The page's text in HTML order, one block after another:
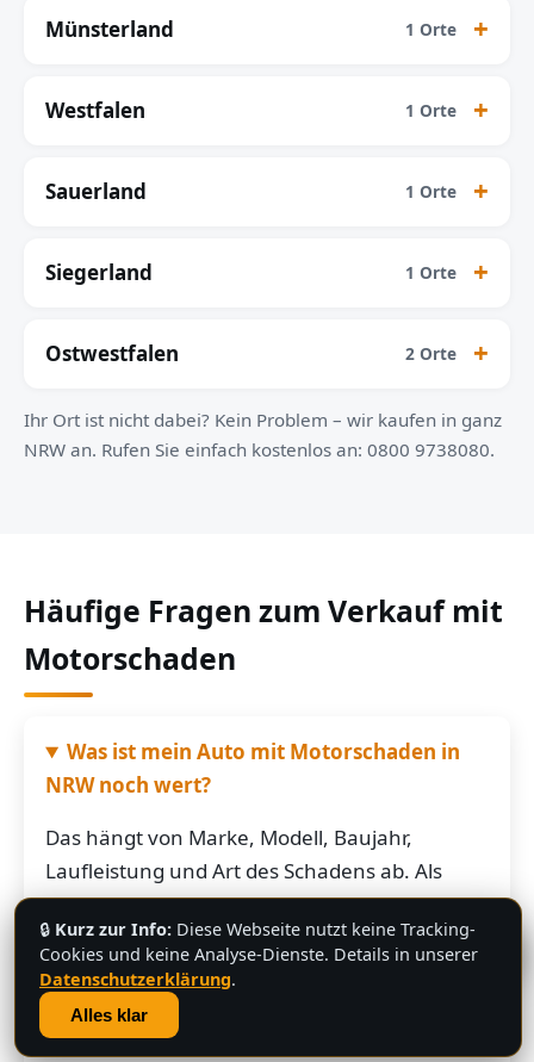
Münsterland 1 Orte
Westfalen 1 Orte
Sauerland 1 Orte
Siegerland 1 Orte
Ostwestfalen 2 Orte
Ihr Ort ist nicht dabei? Kein Problem – wir kaufen in ganz
NRW an. Rufen Sie einfach kostenlos an: 0800 9738080.
Häufige Fragen zum Verkauf mit
Motorschaden
Was ist mein Auto mit Motorschaden in
NRW noch wert?
Das hängt von Marke, Modell, Baujahr,
Laufleistung und Art des Schadens ab. Als
grobe Richtung: Fahrzeuge mit Motorschaden
bringen je nach Restwert der Karosserie und
der Teile oft noch mehrere hundert bis
mehrere tausend Euro. Schicken Sie uns die
Fahrzeugdaten – Sie bekommen von uns eine
💬
🔒 Kurz zur Info: Diese Webseite nutzt keine Tracking-
Cookies und keine Analyse-Dienste. Details in unserer
Datenschutzerklärung.
Alles klar